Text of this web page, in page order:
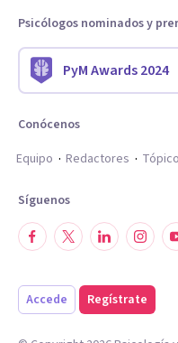
Psicólogos nominados y
PyM Awards 2024
Conócenos
Equipo
Redactores
Síguenos
Accede Regístrate